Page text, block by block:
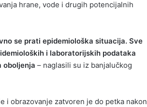
hrane, vode i drugih potencijalnih
se prati epidemiološka situacija. Sve
i laboratorijskih podataka
oboljenja – naglasili su iz banjalučkog
i obrazovanje zatvoren je do petka nakon